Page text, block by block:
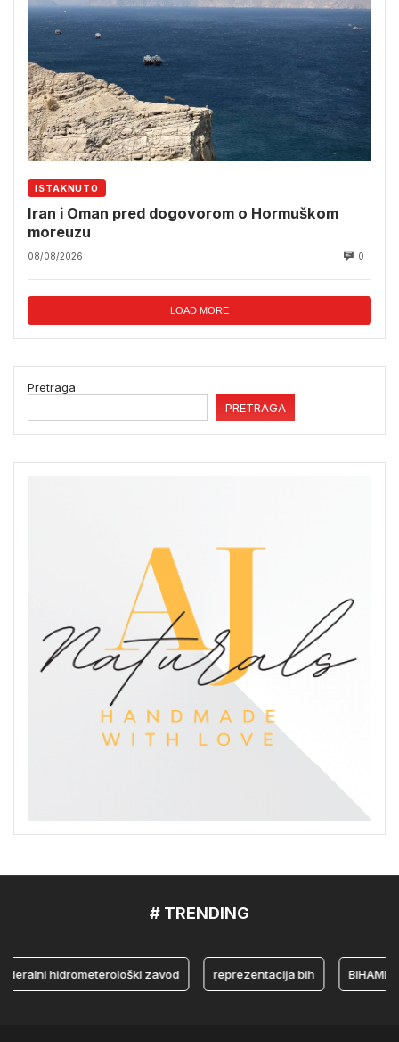
ISTAKNUTO
Iran i Oman pred dogovorom o Hormuškom
moreuzu
08/08/2026 0
LOAD MORE
Pretraga
PRETRAGA
# TRENDING
hidrometerološki zavod reprezentacija bih BIHAMK